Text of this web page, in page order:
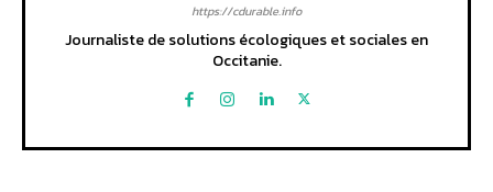
https://cdurable.info
Journaliste de solutions écologiques et sociales en
Occitanie.